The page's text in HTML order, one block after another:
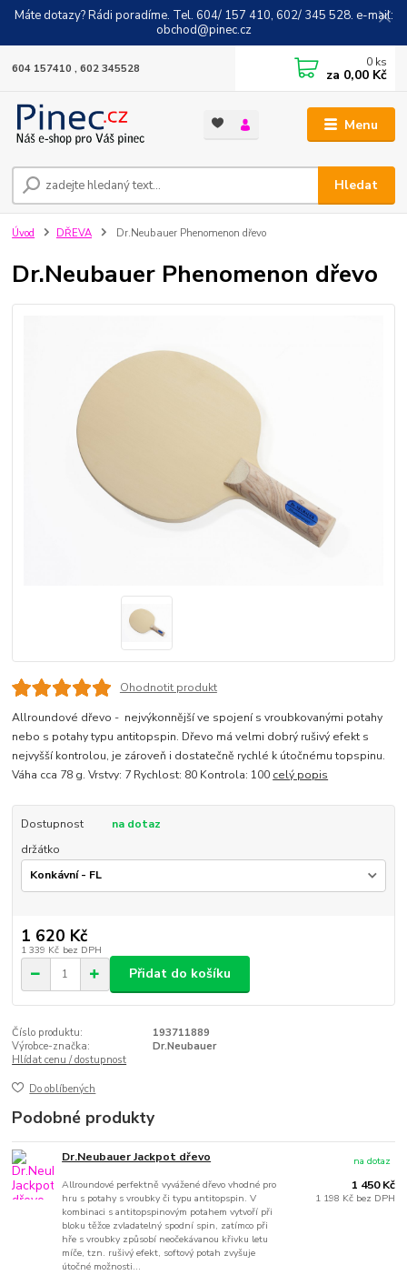
Máte dotazy? Rádi poradíme. Tel. 604/ 157 410, 602/ 345 528. e-mail:
obchod@pinec.cz
Menu
Hledat
604 157410 , 602 345528 0 ks
za 0,00 Kč
Úvod DŘEVA Dr.Neubauer Phenomenon dřevo
Dr.Neubauer Phenomenon dřevo
Ohodnotit produkt
Allroundové dřevo - nejvýkonnější ve spojení s vroubkovanými potahy
nebo s potahy typu antitopspin. Dřevo má velmi dobrý rušivý efekt s
nejvyšší kontrolou, je zároveň i dostatečně rychlé k útočnému topspinu.
Váha cca 78 g. Vrstvy: 7 Rychlost: 80 Kontrola: 100 celý popis
Dostupnost
na dotaz
držátko
1 620 Kč
1 339 Kč bez DPH
Přidat do košíku
Číslo produktu:
193711889
Výrobce-značka:
Dr.Neubauer
Hlídat cenu / dostupnost
Do oblíbených
Podobné produkty
Dr.Neubauer Jackpot dřevo
Allroundové perfektně vyvážené dřevo vhodné pro
hru s potahy s vroubky či typu antitopspin. V
kombinaci s antitopspinovým potahem vytvoří při
bloku těžce zvladatelný spodní spin, zatímco při
hře s vroubky způsobí neočekávanou křivku letu
míče, tzn. rušivý efekt, softový potah zvyšuje
útočné možnosti...
1 450 Kč
1 198 Kč bez DPH
na dotaz